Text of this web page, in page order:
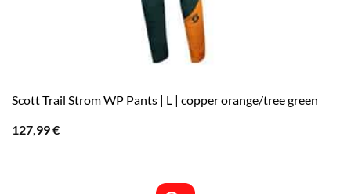
Scott Trail Strom WP Pants | L | copper orange/tree green
127,99€